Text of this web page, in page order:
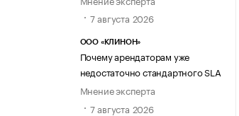
7 августа 2026
ООО «КЛИНОН»
Почему арендаторам уже
недостаточно стандартного SLA
Мнение эксперта
7 августа 2026